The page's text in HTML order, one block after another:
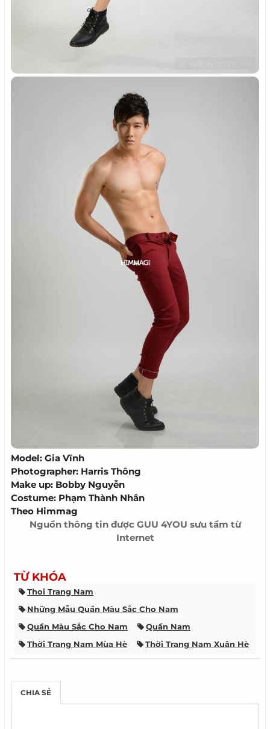
Model: Gia Vĩnh
Photographer: Harris Thông
Make up: Bobby Nguyễn
Costume: Phạm Thành Nhân
Theo Himmag
Nguồn thông tin được GUU 4YOU sưu tầm từ
Internet
TỪ KHÓA
Thoi Trang Nam
Những Mẫu Quần Màu Sắc Cho Nam
Quần Màu Sắc Cho Nam
Quần Nam
Thời Trang Nam Mùa Hè
Thời Trang Nam Xuân Hè
Xu Hướng Quần Nam Mùa Hè
Xu Hướng Thời Trang Nam Mùa Hè
Xu Hướng Thời Trang Nam Xuân Hè
CHIA SẺ